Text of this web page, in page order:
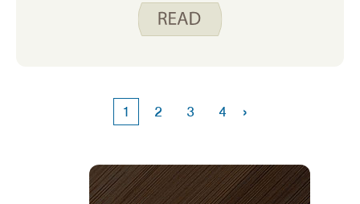
旅行。 根据我们旅行的时间，我们经常需要吃
点心。 当我们旅行时，我们试图在加油站和休
1 2 3 4 ›